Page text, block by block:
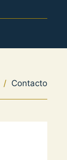
/ Contacto